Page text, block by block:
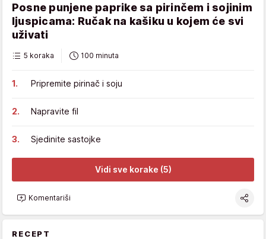
Posne punjene paprike sa pirinčem i sojinim
ljuspicama: Ručak na kašiku u kojem će svi
uživati
5 koraka 100 minuta
Pripremite pirinač i soju
Napravite fil
Sjedinite sastojke
Vidi sve korake (5)
Komentariši
RECEPT